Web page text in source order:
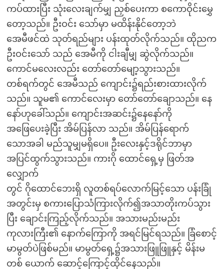
ကပ်ထားပြီး သုံးလေးချက်မျှ ညှစ်ပေးကာ စကောဝိုင်းမွှေ
တော့သည်။ ဦးဝင်း သော်မှာ မထိန်းနိုင်တော့ဘဲ
အေမီဖင်ထဲ သုတ်ရည်များ ပန်းထုတ်လိုက်သည်။ ထိုညက
ဦးဝင်းသော် သည် အေမီကို ငါးချီမျှ ဆွဲလိုက်သည်။
ကောင်မလေးလည်း တော်တော်မျော့သွားသည်။
တစ်ရက်တွင် အေမီသည် ကျောင်း၌ရည်းစားထားလိုက်
သည်။ သူမ၏ ကောင်လေးမှာ တော်တော်ချောသည်။ နေ
နော်ဟုခေါ်သည်။ ကျောင်းအဆင်း၌နေနော်ကို
အဖြေပေးခဲ့ပြီး အိမ်ပြန်လာ သည်။ အိမ်ပြန်ရောက်
သောအခါ မည်သူမျှမရှိပေ။ ဦးလေးနှင့်ဒရိုင်ဘာမှာ
အပြင်ထွက်သွားသည်။ ကားဂို ထောင်ရှေ့မှ ဖြတ်အ
လျှောက်
တွင် ဂိုထောင်ဘေးရှိ လူတစ်ရပ်လောက်မြင့်သော ပန်းခြုံ
အတွင်းမှ စကားပြောသံကြားလိုက်၍အသာတိုးကပ်သွား
ပြီး ချောင်းကြည့်လိုက်သည်။ အသားမည်းမည်း
ကုလားကြီး၏ နောက်ကြောကို အရင်မြင်ရသည်။ ခြံစောင့်
မာမွတ်ပဲဖြစ်မည်။ မာမွတ်ရှေ့၌အသားဖြူဖြူနှင့် မိန်းမ
တစ် ယောက် ဆောင့်ကြောင့်ထိုင်နေသည်။